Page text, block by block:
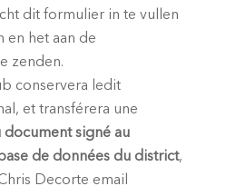
dit formulier in te vullen
en het aan de
zenden.
conservera ledit
et transférera une
document signé au
de données du district,
Decorte email